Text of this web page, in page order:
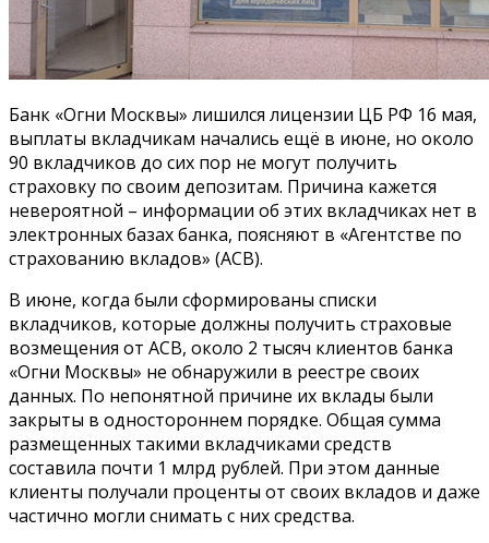
Банк «Огни Москвы» лишился лицензии ЦБ РФ 16 мая,
выплаты вкладчикам начались ещё в июне, но около
90 вкладчиков до сих пор не могут получить
страховку по своим депозитам. Причина кажется
невероятной – информации об этих вкладчиках нет в
электронных базах банка, поясняют в «Агентстве по
страхованию вкладов» (АСВ).
В июне, когда были сформированы списки
вкладчиков, которые должны получить страховые
возмещения от АСВ, около 2 тысяч клиентов банка
«Огни Москвы» не обнаружили в реестре своих
данных. По непонятной причине их вклады были
закрыты в одностороннем порядке. Общая сумма
размещенных такими вкладчиками средств
составила почти 1 млрд рублей. При этом данные
клиенты получали проценты от своих вкладов и даже
частично могли снимать с них средства.